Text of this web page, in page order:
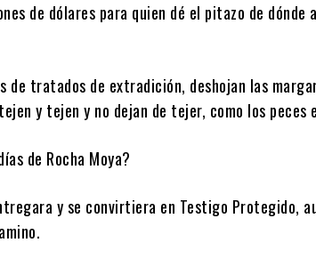
de dólares para quien dé el pitazo de dónde
de tratados de extradición, deshojan las
y tejen y no dejan de tejer, como los peces
de Rocha Moya?
y se convirtiera en Testigo Protegido,